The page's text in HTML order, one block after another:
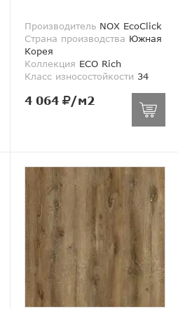
ПроизводительNOX EcoClick
Страна производства Южная
Корея
Коллекция ECO Rich
Класс износостойкости 34
4 064 /м2